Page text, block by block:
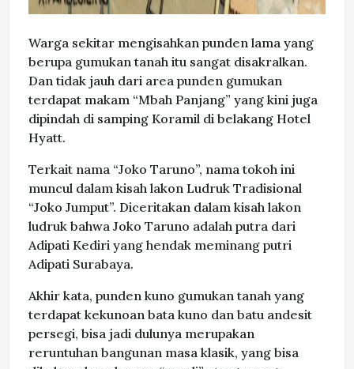
Warga sekitar mengisahkan punden lama yang
berupa gumukan tanah itu sangat disakralkan.
Dan tidak jauh dari area punden gumukan
terdapat makam “Mbah Panjang” yang kini juga
dipindah di samping Koramil di belakang Hotel
Hyatt.
Terkait nama “Joko Taruno”, nama tokoh ini
muncul dalam kisah lakon Ludruk Tradisional
“Joko Jumput”. Diceritakan dalam kisah lakon
ludruk bahwa Joko Taruno adalah putra dari
Adipati Kediri yang hendak meminang putri
Adipati Surabaya.
Akhir kata, punden kuno gumukan tanah yang
terdapat kekunoan bata kuno dan batu andesit
persegi, bisa jadi dulunya merupakan
reruntuhan bangunan masa klasik, yang bisa